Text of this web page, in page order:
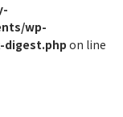
wp-
on line